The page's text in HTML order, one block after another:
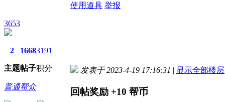
使用道具 举报
3653
2
主题
1668
帖子
3191
积分
普通帮众
发表于 2023-4-19 17:16:31 | 显示全部楼层
回帖奖励 +10 帮币